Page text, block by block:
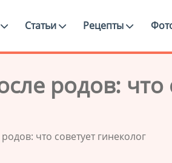
Статьи Рецепты
родов: что
что советует гинеколог